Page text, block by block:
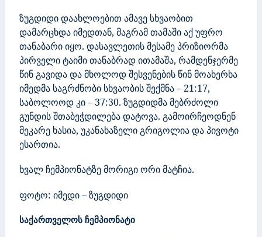
ზუგდიდი დაახლოებით ამავე სხვაობით
დამარცხდა იმედთან, მაგრამ თამაში აქ უფრო
თანაბარი იყო. დასავლეთის მესამე პრიზიორმა
პირველი ტაიმი თანაბრადითამაშა, რამდენჯერმე
წინ გავიდა და მხოლოდ შესვენების წინ მოახერხა
იმედმა საგრძნობი სხვაობის შექმნა– 21:17,
საბოლოოდ კი – 37:30. ზუგდიდმა მებრძოლი
გუნდის შთაბეჭდილება დატოვა. გამოირჩეოდნენ
მეკარე ხასია, უკანახაზელი გრიგოლია და პივოტი
ესართია.
ხვალ ჩემპიონატზე მორიგი ორი მატჩია.
ფოტო: იმედი – ზუგდიდი
საქართველოს ჩემპიონატი